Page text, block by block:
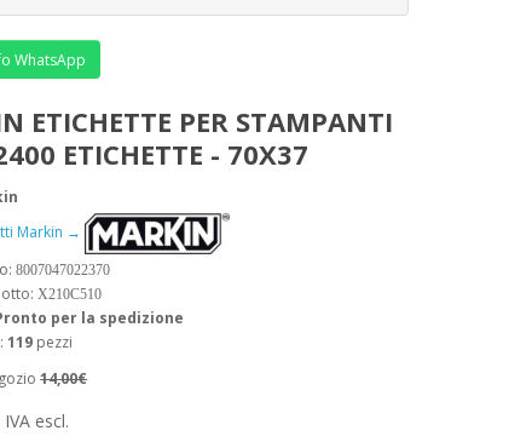
WhatsApp
ETICHETTE PER STAMPANTI
ETICHETTE - 70X37
Markin →
8007047022370
X210C510
per la spedizione
119 pezzi
14,00€
IVA escl.